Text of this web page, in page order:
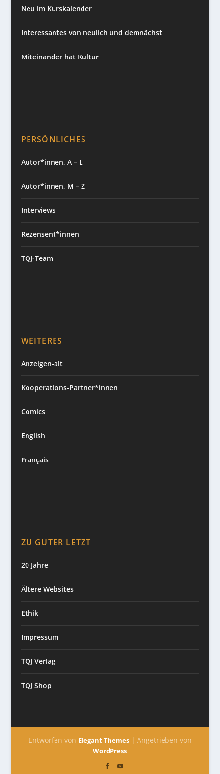
Neu im Kurskalender
Interessantes von neulich und demnächst
Miteinander hat Kultur
PERSÖNLICHES
Autor*innen, A – L
Autor*innen, M – Z
Interviews
Rezensent*innen
TQJ-Team
WEITERES
Anzeigen-alt
Kooperations-Partner*innen
Comics
English
Français
ZU GUTER LETZT
20 Jahre
Ältere Websites
Ethik
Impressum
TQJ Verlag
TQJ Shop
Entworfen von Elegant Themes| Angetrieben von
WordPress